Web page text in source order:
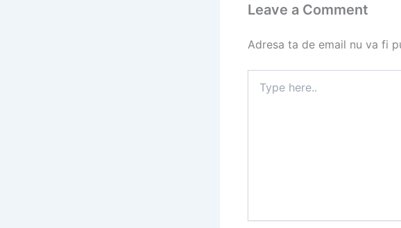
Leave a Comment
Adresa ta de email nu va fi
here..